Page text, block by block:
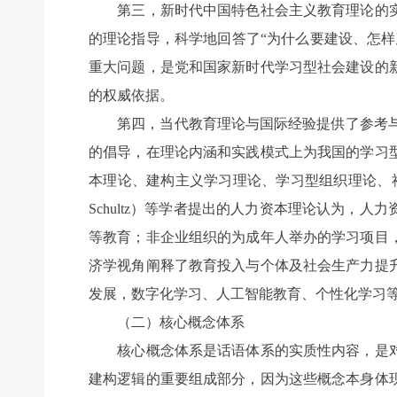
第三，新时代中国特色社会主义教育理论的
的理论指导，科学地回答了“为什么要建设、怎
重大问题，是党和国家新时代学习型社会建设
的权威依据。
第四，当代教育理论与国际经验提供了参考
的倡导，在理论内涵和实践模式上为我国的学
本理论、建构主义学习理论、学习型组织理论
Schultz）等学者提出的人力资本理论认为，人
等教育；非企业组织的为成年人举办的学习项
济学视角阐释了教育投入与个体及社会生产力
发展，数字化学习、人工智能教育、个性化学习
（二）核心概念体系
核心概念体系是话语体系的实质性内容，是
建构逻辑的重要组成部分，因为这些概念本身